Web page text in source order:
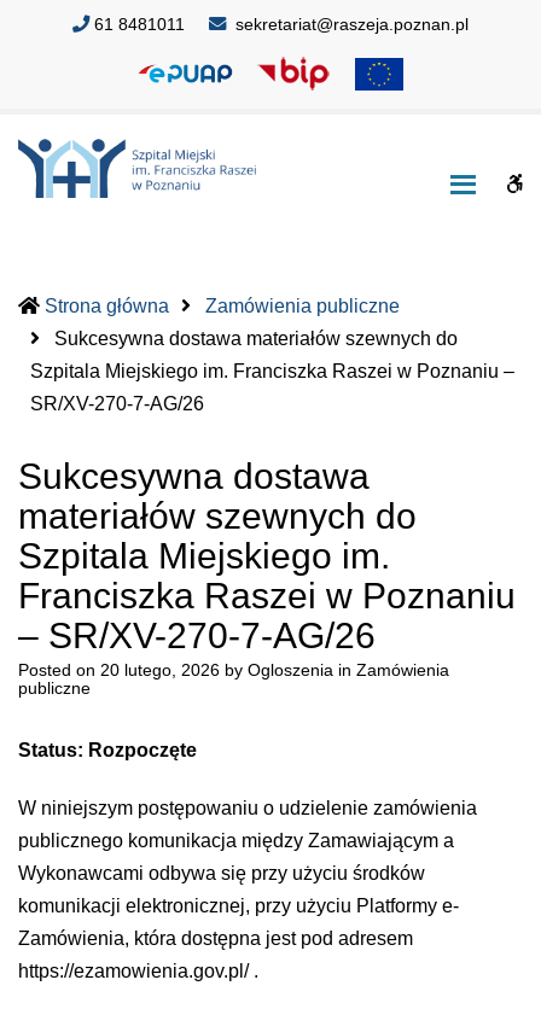
Raszei
Raszei
61 8481011 sekretariat@raszeja.poznan.pl
Strona główna
Zamówienia publiczne
Sukcesywna dostawa materiałów szewnych do
Szpitala Miejskiego im. Franciszka Raszei w Poznaniu –
SR/XV-270-7-AG/26(current)
Sukcesywna dostawa
materiałów szewnych do
Szpitala Miejskiego im.
Franciszka Raszei w Poznaniu
– SR/XV-270-7-AG/26
Posted on 20 lutego, 2026 by Ogloszenia in Zamówienia
publiczne
Status: Rozpoczęte
W niniejszym postępowaniu o udzielenie zamówienia
publicznego komunikacja między Zamawiającym a
Wykonawcami odbywa się przy użyciu środków
komunikacji elektronicznej, przy użyciu Platformy e-
Zamówienia, która dostępna jest pod adresem
https://ezamowienia.gov.pl/.